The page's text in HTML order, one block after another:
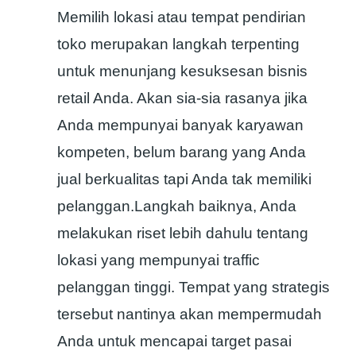
Memilih lokasi atau tempat pendirian
toko merupakan langkah terpenting
untuk menunjang kesuksesan bisnis
retail Anda. Akan sia-sia rasanya jika
Anda mempunyai banyak karyawan
kompeten, belum barang yang Anda
jual berkualitas tapi Anda tak memiliki
pelanggan.Langkah baiknya, Anda
melakukan riset lebih dahulu tentang
lokasi yang mempunyai traffic
pelanggan tinggi. Tempat yang strategis
tersebut nantinya akan mempermudah
Anda untuk mencapai target pasai